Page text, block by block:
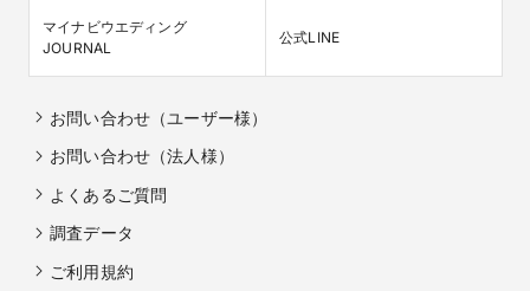
マイナビウエディング
JOURNAL
公式LINE
お問い合わせ（ユーザー様）
お問い合わせ（法人様）
よくあるご質問
調査データ
ご利用規約